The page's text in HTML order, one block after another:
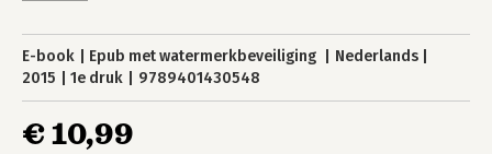
E-book Epub met watermerkbeveiliging
Nederlands
2015
1e druk 9789401430548
€ 10,99